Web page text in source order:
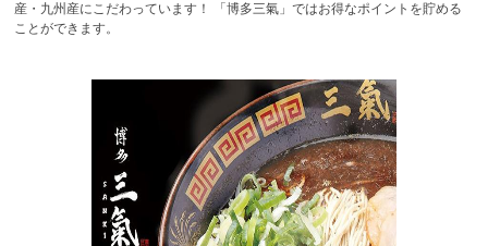
産・九州産にこだわっています！ 「博多三氣」ではお得なポイントを貯める
ことができます。